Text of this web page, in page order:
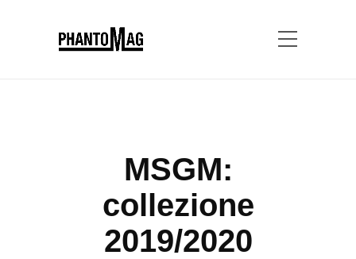
MSGM:
collezione
2019/2020